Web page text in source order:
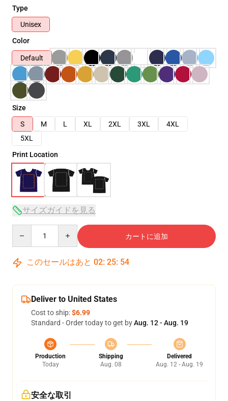
Type
Unisex
Color
Default
Size
S
M L XL 2XL 3XL
4XL
5XL
Print Location
サイズガイドを見る
カートに追加
このセールはあと 02: 25: 53
Deliver to United States
Cost to ship:$6.99
Standard - Order today to get byAug. 12 - Aug. 19
Production
Today
Shipping
Aug. 08
Delivered
Aug. 12 - Aug. 19
安全な取引